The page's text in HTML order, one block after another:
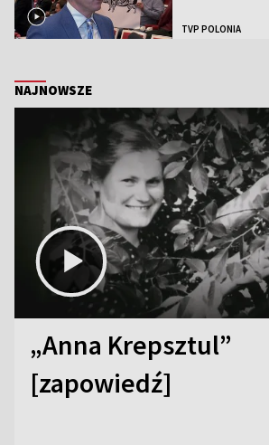
TVP POLONIA
NAJNOWSZE
„Anna Krepsztul”
[zapowiedź]